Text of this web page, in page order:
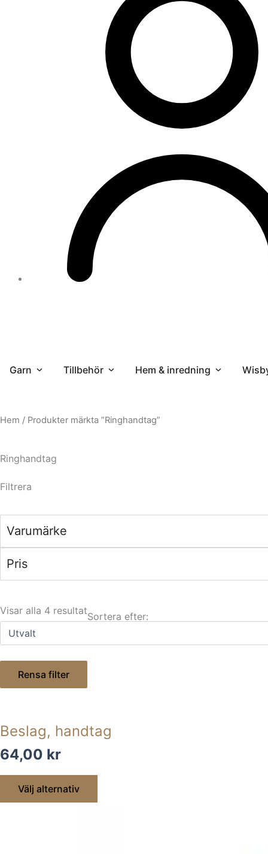
Garn Öppna Garn
Tillbehör Öppna Tillbehör
Hem & inredning Öppna
Hem / Produkter märkta ”Ringhandtag”
Ringhandtag
Filtrera
Varumärke
Pris
Visar alla 4 resultatSortera efter:
Rensa filter
Beslag, handtag
64,00 kr
Välj alternativ
här
produkten
flera
De